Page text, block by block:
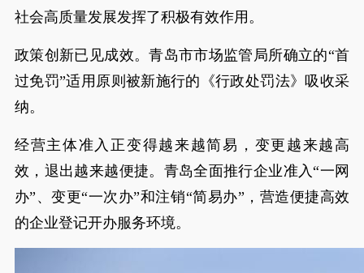
社会高质量发展发挥了积极有效作用。
政策创新已见成效。青岛市市场监管局所确立的“首
过免罚”适用原则被新施行的《行政处罚法》吸收采
纳。
经营主体准入正变得越来越简易，变更越来越高
效，退出越来越便捷。青岛全面推行企业准入“一网
办”、变更“一次办”和注销“简易办”，营造便捷高效
的企业登记开办服务环境。